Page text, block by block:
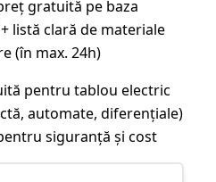
gratuită pe baza
listă clară de materiale
(în max. 24h)
pentru tablou electric
automate, diferențiale)
siguranță și cost